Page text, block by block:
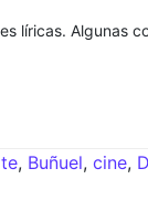
líricas. Algunas
, Buñuel, cine,